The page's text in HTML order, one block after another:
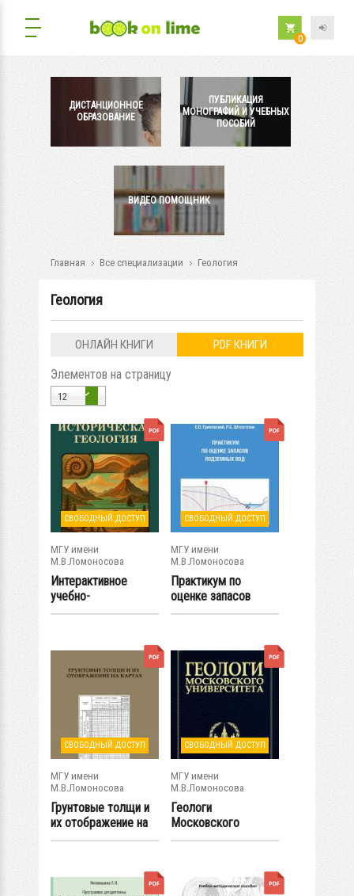
0
ДИСТАНЦИОННОЕ
ОБРАЗОВАНИЕ
ПУБЛИКАЦИЯ
МОНОГРАФИЙ И УЧЕБНЫХ
ПОСОБИЙ
ВИДЕО ПОМОЩНИК
Главная Все специализации Геология
Геология
ОНЛАЙН КНИГИ PDF КНИГИ
Элементов на страницу
12
СВОБОДНЫЙ ДОСТУП
МГУ имени
М.В.Ломоносова
Интерактивное
учебно-
методическое
СВОБОДНЫЙ ДОСТУП
МГУ имени
М.В.Ломоносова
Практикум по
оценке запасов
подземных вод
СВОБОДНЫЙ ДОСТУП
МГУ имени
М.В.Ломоносова
Грунтовые толщи и
их отображение на
картах
СВОБОДНЫЙ ДОСТУП
МГУ имени
М.В.Ломоносова
Геологи
Московского
университета.